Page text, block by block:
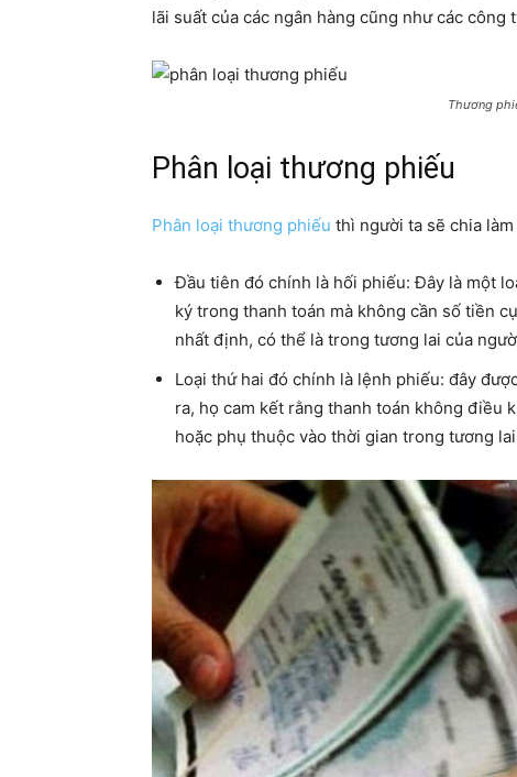
lãi suất của các ngân hàng cũng như các công
Thương
Phân loại thương phiếu
Phân loại thương phiếu thì người ta sẽ chia
Đầu tiên đó chính là hối phiếu: Đây là một
ký trong thanh toán mà không cần số tiền
nhất định, có thể là trong tương lai của
Loại thứ hai đó chính là lệnh phiếu: đây
ra, họ cam kết rằng thanh toán không điều
hoặc phụ thuộc vào thời gian trong tương